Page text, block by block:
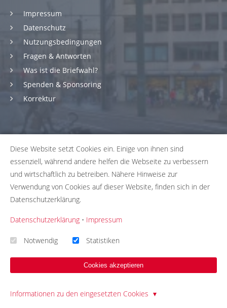
Impressum
Datenschutz
Nutzungsbedingungen
Fragen & Antworten
Was ist die Briefwahl?
Spenden & Sponsoring
Korrektur
LETZTE BEITRÄGE
28.05.26
Interview mit einer Briefwählerin: Nutzen, Vertrauen &
13.05.26
Andere Art der Briefwahl: Hamburger stimmen über Olympia-
30.03.26
Interview mit einer Wahlhelferin: Betrug? Ungültige Stimmen?
Geld?
zu den Wahlbüros in unserer Datenbank so aktuell wie
Diese Website setzt Cookies ein. Einige von ihnen sind
essenziell, während andere helfen die Webseite zu verbessern
und wirtschaftlich zu betreiben. Nähere Hinweise zur
Verwendung von Cookies auf dieser Website, finden sich in der
Datenschutzerklärung.
Datenschutzerklärung • Impressum
Notwendig Statistiken
Cookies akzeptieren
Informationen zu den eingesetzten Cookies